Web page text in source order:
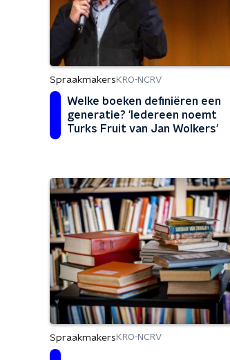
Spraakmakers KRO-NCRV
Welke boeken definiëren een
generatie? 'Iedereen noemt
Turks Fruit van Jan Wolkers'
Spraakmakers KRO-NCRV